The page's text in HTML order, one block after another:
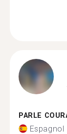
PARLE
Espagnol